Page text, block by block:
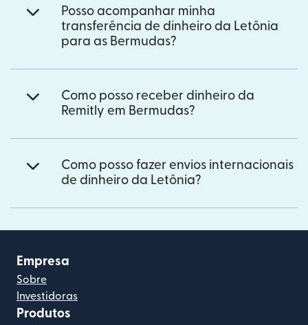
Posso acompanhar minha
transferência de dinheiro da Letônia
para as Bermudas?
Como posso receber dinheiro da
Remitly em Bermudas?
Como posso fazer envios internacionais
de dinheiro da Letônia?
Empresa
Sobre
Investidoras
Produtos